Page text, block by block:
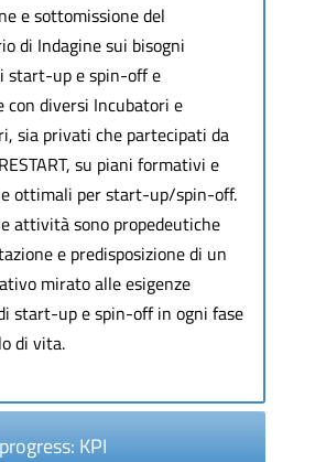
e sottomissione del
di Indagine sui bisogni
start-up e spin-off e
con diversi Incubatori e
sia privati che partecipati da
su piani formativi e
ottimali per start-up/spin-off.
attività sono propedeutiche
e predisposizione di un
mirato alle esigenze
start-up e spin-off in ogni fase
di vita.
KPI